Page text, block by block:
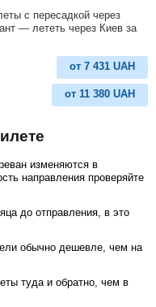
с пересадкой через
— лететь через Киев за
от 7 431 UAH
от 11 380 UAH
изменяются в
направления проверяйте
до отправления, в это
обычно дешевле, чем на
туда и обратно, чем в